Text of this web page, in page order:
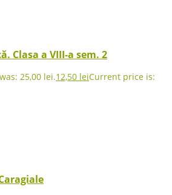
Clasa a VIII-a sem. 2
25,00 lei.12,50 leiCurrent price is: